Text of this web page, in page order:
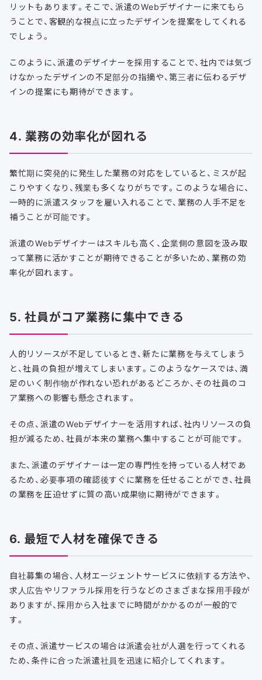
リットもあります。そこで、派遣のWebデザイナーに来てもら
うことで、客観的な視点に立ったデザインを提案をしてくれる
でしょう。
このように、派遣のデザイナーを採用することで、社内では気づ
けなかったデザインの不足部分の指摘や、第三者に伝わるデザ
インの提案にも期待ができます。
4. 業務の効率化が図れる
繁忙期に突発的に発生した業務の対応をしていると、ミスが起
こりやすくなり、残業も多くなりがちです。このような場合に、
一時的に派遣スタッフを雇い入れることで、業務の人手不足を
補うことが可能です。
派遣のWebデザイナーはスキルも高く、企業側の意図を汲み取
って業務に活かすことが期待できることが多いため、業務の効
率化が図れます。
5. 社員がコア業務に集中できる
人的リソースが不足しているとき、新たに業務を与えてしまう
と、社員の負担が増えてしまいます。このようなケースでは、満
足のいく制作物が作れない恐れがあるどころか、その社員のコ
ア業務への影響も懸念されます。
その点、派遣のWebデザイナーを活用すれば、社内リソースの負
担が減るため、社員が本来の業務へ集中することが可能です。
また、派遣のデザイナーは一定の専門性を持っている人材であ
るため、必要事項の確認後すぐに業務を任せることができ、社員
の業務を圧迫せずに質の高い成果物に期待ができます。
6. 最短で人材を確保できる
自社募集の場合、人材エージェントサービスに依頼する方法や、
求人広告やリファラル採用を行うなどのさまざまな採用手段が
ありますが、採用から入社までに時間がかかるのが一般的で
す。
その点、派遣サービスの場合は派遣会社が人選を行ってくれる
ため、条件に合った派遣社員を迅速に紹介してくれます。